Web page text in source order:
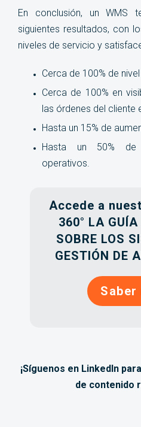
En conclusión, un WMS
siguientes resultados, con
niveles de servicio y
Cerca de 100% de
Cerca de 100% en
las órdenes del cliente
Hasta un 15% de
Hasta un 50% de
operativos.
Accede a
360° LA
SOBRE LOS
GESTIÓN DE
Saber
¡Síguenos en LinkedIn
de contenido